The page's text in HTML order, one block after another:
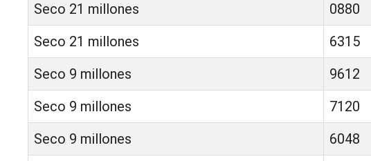
Seco 21 millones
0880
Seco 21 millones
6315
Seco 9 millones
9612
Seco 9 millones
7120
Seco 9 millones
6048